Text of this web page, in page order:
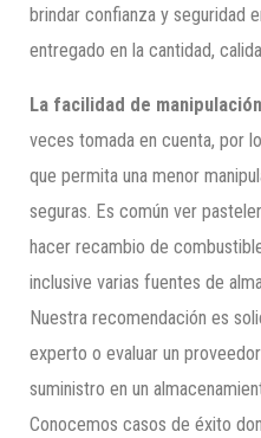
brindar confianza y seguridad
entregado en la cantidad,
La facilidad de manipulación
veces tomada en cuenta, por
que permita una menor
seguras. Es común ver
hacer recambio de
inclusive varias fuentes de
Nuestra recomendación es
experto o evaluar un
suministro en un
Conocemos casos de éxito